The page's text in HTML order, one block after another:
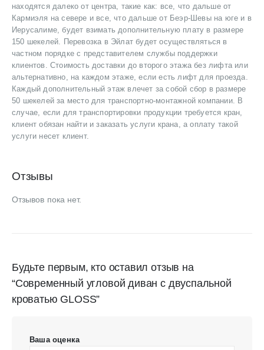
находятся далеко от центра, такие как: все, что дальше от
Кармиэля на севере и все, что дальше от Беэр-Шевы на юге и в
Иерусалиме, будет взимать дополнительную плату в размере
150 шекелей. Перевозка в Эйлат будет осуществляться в
частном порядке с представителем службы поддержки
клиентов. Стоимость доставки до второго этажа без лифта или
альтернативно, на каждом этаже, если есть лифт для проезда.
Каждый дополнительный этаж влечет за собой сбор в размере
50 шекелей за место для транспортно-монтажной компании. В
случае, если для транспортировки продукции требуется кран,
клиент обязан найти и заказать услуги крана, а оплату такой
услуги несет клиент.
Отзывы
Отзывов пока нет.
Будьте первым, кто оставил отзыв на
“Современный угловой диван с двуспальной
кроватью GLOSS”
Ваша оценка